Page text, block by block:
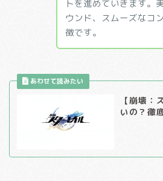
トを進めていきます。
ウンド、スムーズなコ
徴です。
【崩壊：
いの？徹